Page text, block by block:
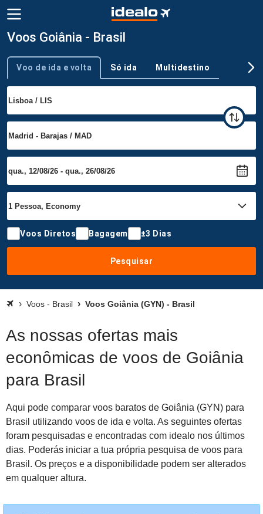
Voos Goiânia - Brasil
Tipo de viagem
Voo de ida e volta Só ida Multidestino
Voos Diretos Bagagem ±3 Dias
Pesquisar
Voos - Brasil Voos Goiânia (GYN) - Brasil
As nossas ofertas mais
econômicas de voos de Goiânia
para Brasil
Aqui pode comparar voos baratos de Goiânia (GYN) para
Brasil utilizando voos de ida e volta. As seguintes ofertas
foram pesquisadas e encontradas com idealo nos últimos
dias. Poderás iniciar a tua própria pesquisa de voos para
Brasil. Os preços e a disponibilidade podem ser alterados
em qualquer altura.